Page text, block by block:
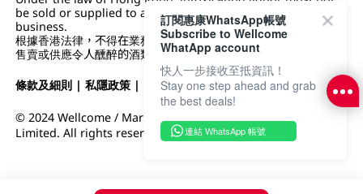
be sold or supplied to a minor (under 18) in the course of
business.
根據香港法律，不得在業務過程中，向未成年人 (18 歲以下人士)
售賣或供應令人醺醉的酒類。
條款及細則 |私隱政策 | DFI零售集團
© 2024 Wellcome / Market Place. The Dairy Farm Company
Limited. All rights reserved.
訂閱惠康WhatsApp帳號
Subscribe to Wellcome
WhatApp account
快人一步接收至抵資訊！
Stay one step ahead and grab
the best deals!
連結 WhatsApp 帳號